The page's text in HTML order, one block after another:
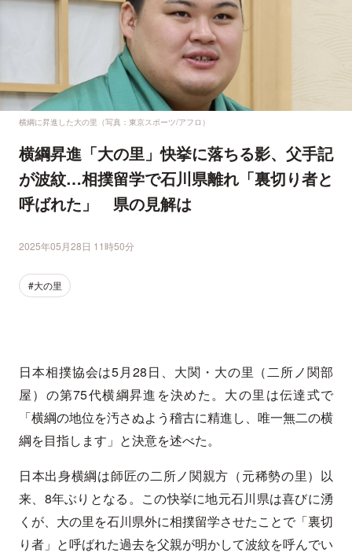
横綱に昇進した大の里（写真：東京スポーツ/アフロ）
横綱昇進「大の里」快挙に落ちる影、父手記
が波紋…相撲留学で石川県離れ「裏切り者と
呼ばれた」 県の見解は
2025年05月28日 11時50分
#大の里
日本相撲協会は5月28日、大関・大の里（二所ノ関部
屋）の第75代横綱昇進を決めた。大の里は伝達式で
「横綱の地位を汚さぬよう稽古に精進し、唯一無二の横
綱を目指します」と決意を述べた。
日本出身横綱は師匠の二所ノ関親方（元稀勢の里）以
来、8年ぶりとなる。この快挙に地元石川県は喜びに湧
くが、大の里を石川県外に相撲留学させたことで「裏切
り者」と呼ばれた過去を父親が明かして波紋を呼んでい